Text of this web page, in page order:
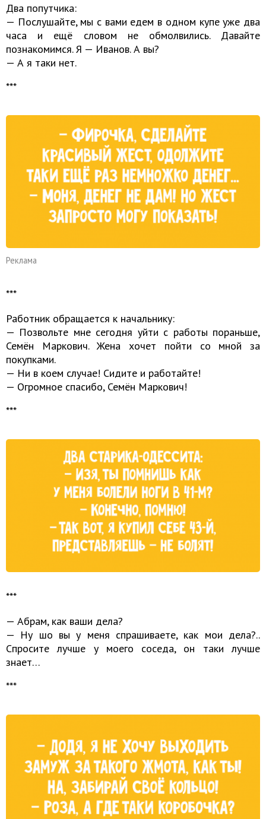
Два попутчика:
— Послушайте, мы c вами едем в одном купе уже два
часа и ещё словом не обмолвились. Давайте
познакомимся. Я — Иванов. А вы?
— А я таки нет.
***
Реклама
***
Работник обращается к начальнику:
— Позвольте мне сегодня уйти с работы пораньше,
Семён Маркович. Жена хочет пойти со мной за
покупками.
— Hи в коем случае! Сидите и работайте!
— Огромное спасибо, Семён Маркович!
***
***
— Абрам, как ваши дела?
— Ну шо вы у меня спрашиваете, как мои дела?..
Спросите лучше у моего соседа, он таки лучше
знает…
***